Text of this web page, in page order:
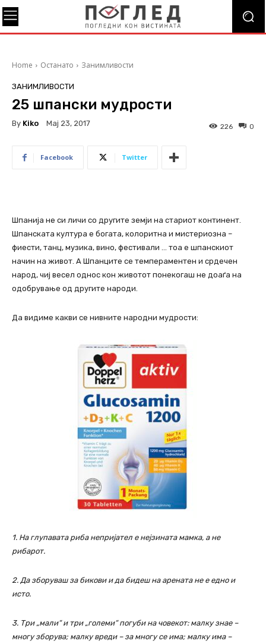
Home Останато Занимливости
ЗАНИМЛИВОСТИ
25 шпански мудрости
By Kiko Мај 23, 2017 0
226
Facebook Twitter
Шпанија не си личи со другите земји на стариот континент.
Шпанската култура е богата, колоритна и мистериозна –
фиести, танц, музика, вино, фестивали … тоа е шпанскиот
начин на живот. А Шпанците се темпераментен и срдечен
народ, чиј весел однос кон животот понекогаш не доаѓа на
одобрување од другите народи.
Да видиме какви се нивните народни мудрости:
1. На глупавата риба непријател е нејзината мамка, а не
рибарот.
2. Да зборуваш за бикови и да бидеш на арената не е едно и
исто.
3. Три „мали“ и три „големи“ погуби на човекот: малку знае –
многу зборува; малку вреди – за многу се има; малку има –